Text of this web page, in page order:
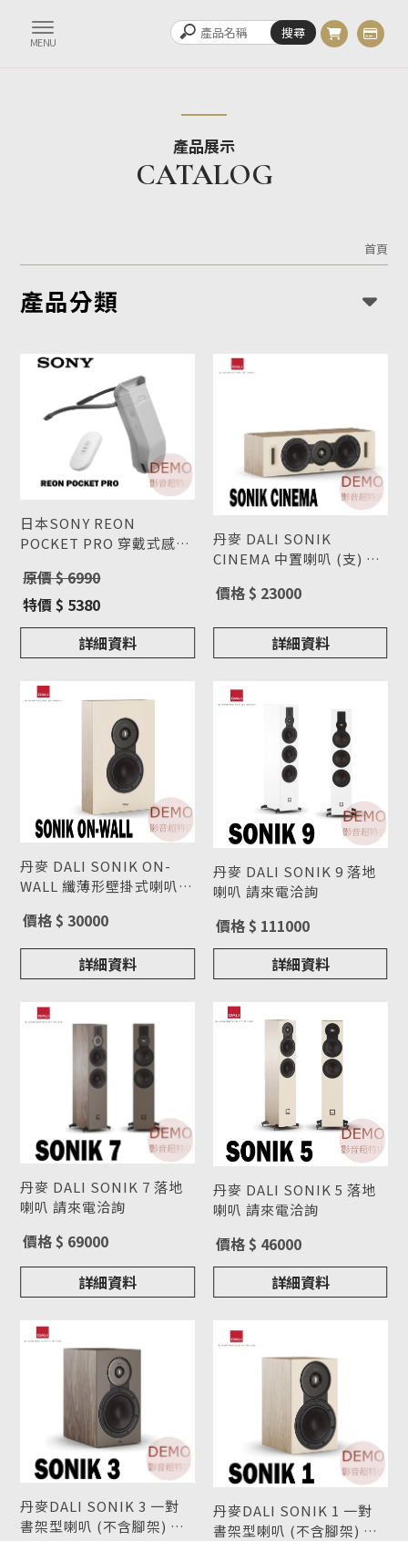
產品展示
首頁
產品分類
日本SONY REON
POCKET PRO 穿戴式感溫
冷氣機
原價 $ 6990
特價 $ 5380
詳細資料
丹麥 DALI SONIK
CINEMA 中置喇叭 (支) 請
價格 $ 23000
詳細資料
丹麥 DALI SONIK ON-
WALL 纖薄形壁掛式喇叭
價格 $ 30000
詳細資料
丹麥 DALI SONIK 9 落地
喇叭 請來電洽詢
價格 $ 111000
詳細資料
丹麥 DALI SONIK 7 落地
喇叭 請來電洽詢
價格 $ 69000
詳細資料
丹麥 DALI SONIK 5 落地
喇叭 請來電洽詢
價格 $ 46000
詳細資料
丹麥DALI SONIK 3 一對
書架型喇叭 (不含腳架) 請
丹麥DALI SONIK 1 一對
書架型喇叭 (不含腳架) 請